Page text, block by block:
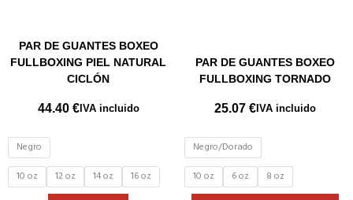
PAR DE GUANTES BOXEO
FULLBOXING PIEL NATURAL
CICLÓN
44.40 €IVA incluido
Negro
10 oz
12 oz 14 oz 16 oz
PAR DE GUANTES BOXEO
FULLBOXING TORNADO
25.07 €IVA incluido
Negro/Dorado
10 oz
6 oz 8 oz
en
la
de